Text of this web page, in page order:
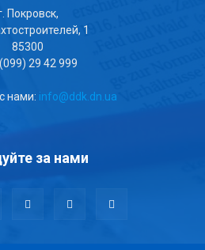
Покровск,
1
85300
29 42 999
нами: info@ddk.dn.ua
за нами